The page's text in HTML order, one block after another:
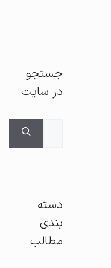
جستجو
در سایت
دسته
بندی
مطالب